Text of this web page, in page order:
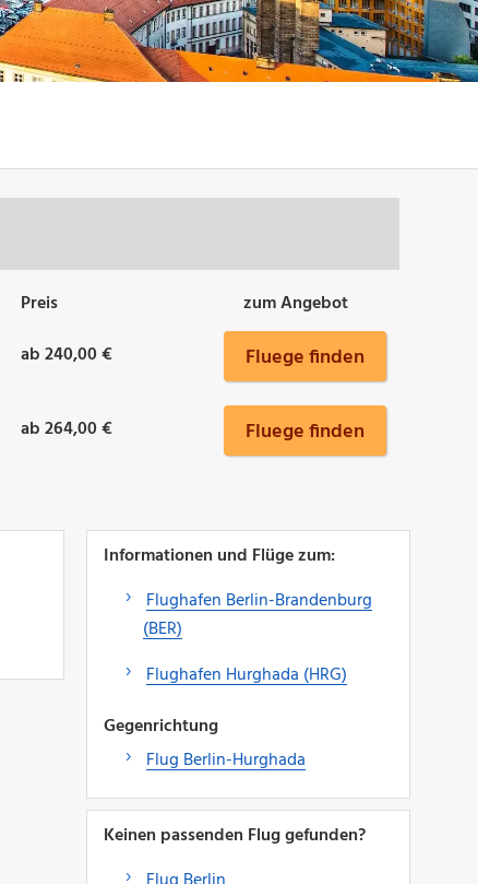
Preis
zum Angebot
ab 240,00 € Fluege finden
ab 264,00 € Fluege finden
Informationen und Flüge zum:
Flughafen Berlin-Brandenburg
(BER)
Flughafen Hurghada (HRG)
Gegenrichtung
Flug Berlin-Hurghada
Keinen passenden Flug gefunden?